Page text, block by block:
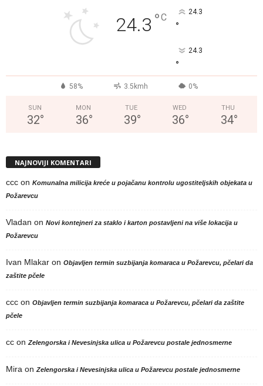
24.3 °C 24.3
°
24.3
°
58% 3.5kmh 0%
SUN
32°
MON
36°
TUE
39°
WED
36°
THU
34°
NAJNOVIJI KOMENTARI
ccc on Komunalna milicija kreće u pojačanu kontrolu ugostiteljskih objekata u
Požarevcu
Vladan on Novi kontejneri za staklo i karton postavljeni na više lokacija u
Požarevcu
Ivan Mlakar on Objavljen termin suzbijanja komaraca u Požarevcu, pčelari da
zaštite pčele
ccc on Objavljen termin suzbijanja komaraca u Požarevcu, pčelari da zaštite
pčele
cc on Zelengorska i Nevesinjska ulica u Požarevcu postale jednosmerne
Mira on Zelengorska i Nevesinjska ulica u Požarevcu postale jednosmerne